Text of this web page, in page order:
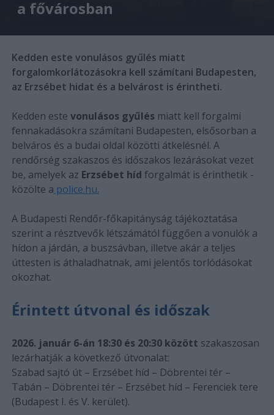
a fővárosban
Kedden este vonulásos gyűlés miatt
forgalomkorlátozásokra kell számítani Budapesten,
az Erzsébet hidat és a belvárost is érintheti.
Kedden este vonulásos gyűlésmiatt kell forgalmi
fennakadásokra számítani Budapesten, elsősorban a
belváros és a budai oldal közötti átkelésnél. A
rendőrség szakaszos és időszakos lezárásokat vezet
be, amelyek az Erzsébet híd forgalmát is érinthetik -
közölte a police.hu.
A Budapesti Rendőr-főkapitányság tájékoztatása
szerint a résztvevők létszámától függően a vonulók a
hídon a járdán, a buszsávban, illetve akár a teljes
úttesten is áthaladhatnak, ami jelentős torlódásokat
okozhat.
Érintett útvonal és időszak
2026. január 6-án 18:30 és 20:30 között szakaszosan
lezárhatják a következő útvonalat:
Szabad sajtó út – Erzsébet híd – Döbrentei tér –
Tabán – Döbrentei tér – Erzsébet híd – Ferenciek tere
(Budapest I. és V. kerület).